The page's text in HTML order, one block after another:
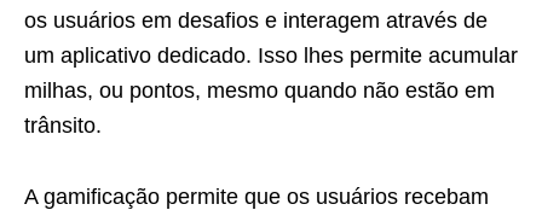
os usuários em desafios e interagem através de
um aplicativo dedicado. Isso lhes permite acumular
milhas, ou pontos, mesmo quando não estão em
trânsito.
A gamificação permite que os usuários recebam